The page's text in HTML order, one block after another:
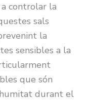
controlar la
sals
la
sensibles a la
que són
durant el